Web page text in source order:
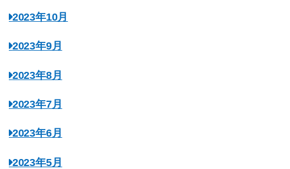
2023年10月
2023年9月
2023年8月
2023年7月
2023年6月
2023年5月